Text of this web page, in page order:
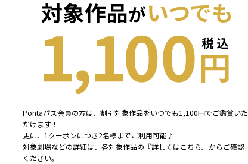
Pontaパス会員の方は、割引対象作品をいつでも1,100円でご鑑賞いた
だけます！
更に、1クーポンにつき2名様までご利用可能♪
対象劇場などの詳細は、各対象作品の『詳しくはこちら』からご確認
ください。